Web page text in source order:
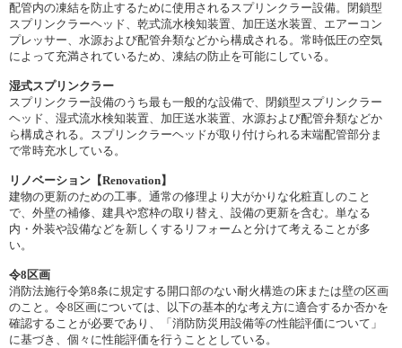
配管内の凍結を防止するために使用されるスプリンクラー設備。閉鎖型
スプリンクラーヘッド、乾式流水検知装置、加圧送水装置、エアーコン
プレッサー、水源および配管弁類などから構成される。常時低圧の空気
によって充満されているため、凍結の防止を可能にしている。
湿式スプリンクラー
スプリンクラー設備のうち最も一般的な設備で、閉鎖型スプリンクラー
ヘッド、湿式流水検知装置、加圧送水装置、水源および配管弁類などか
ら構成される。スプリンクラーヘッドが取り付けられる末端配管部分ま
で常時充水している。
リノベーション【Renovation】
建物の更新のための工事。通常の修理より大がかりな化粧直しのこと
で、外壁の補修、建具や窓枠の取り替え、設備の更新を含む。単なる
内・外装や設備などを新しくするリフォームと分けて考えることが多
い。
令8区画
消防法施行令第8条に規定する開口部のない耐火構造の床または壁の区画
のこと。令8区画については、以下の基本的な考え方に適合するか否かを
確認することが必要であり、「消防防災用設備等の性能評価について」
に基づき、個々に性能評価を行うこととしている。